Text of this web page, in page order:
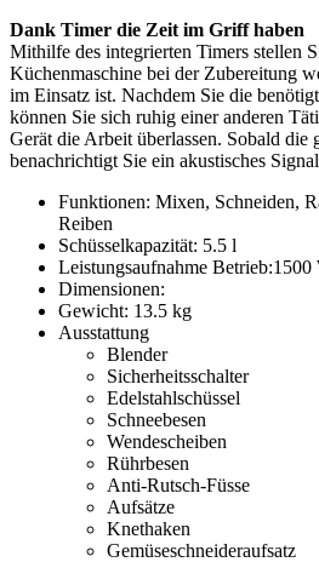
Dank Timer die Zeit im Griff haben
Mithilfe des integrierten Timers stellen
Küchenmaschine bei der Zubereitung
im Einsatz ist. Nachdem Sie die
können Sie sich ruhig einer anderen
Gerät die Arbeit überlassen. Sobald die
benachrichtigt Sie ein akustisches
Funktionen: Mixen, Schneiden,
Reiben
Schüsselkapazität: 5.5 l
Leistungsaufnahme Betrieb:1500
Dimensionen:
Gewicht: 13.5 kg
Ausstattung
Blender
Sicherheitsschalter
Edelstahlschüssel
Schneebesen
Wendescheiben
Rührbesen
Anti-Rutsch-Füsse
Aufsätze
Knethaken
Gemüseschneideraufsatz